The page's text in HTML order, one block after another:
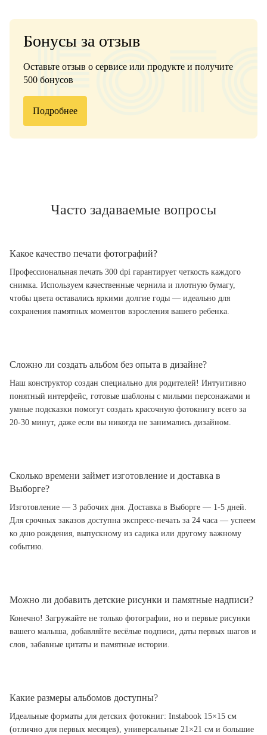
Бонусы за отзыв
Оставьте отзыв о сервисе или продукте и получите
500 бонусов
Подробнее
Часто задаваемые вопросы
Какое качество печати фотографий?
Профессиональная печать 300 dpi гарантирует четкость каждого
снимка. Используем качественные чернила и плотную бумагу,
чтобы цвета оставались яркими долгие годы — идеально для
сохранения памятных моментов взросления вашего ребенка.
Сложно ли создать альбом без опыта в дизайне?
Наш конструктор создан специально для родителей! Интуитивно
понятный интерфейс, готовые шаблоны с милыми персонажами и
умные подсказки помогут создать красочную фотокнигу всего за
20-30 минут, даже если вы никогда не занимались дизайном.
Сколько времени займет изготовление и доставка в
Выборге?
Изготовление — 3 рабочих дня. Доставка в Выборге — 1-5 дней.
Для срочных заказов доступна экспресс-печать за 24 часа — успеем
ко дню рождения, выпускному из садика или другому важному
событию.
Можно ли добавить детские рисунки и памятные надписи?
Конечно! Загружайте не только фотографии, но и первые рисунки
вашего малыша, добавляйте весёлые подписи, даты первых шагов и
слов, забавные цитаты и памятные истории.
Какие размеры альбомов доступны?
Идеальные форматы для детских фотокниг: Instabook 15×15 см
(отлично для первых месяцев), универсальные 21×21 см и большие